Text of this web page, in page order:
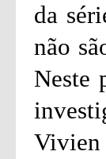
da
não
Neste
Vivien